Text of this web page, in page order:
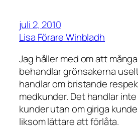
juli 2, 2010
Lisa Förare Winbladh
Jag håller med om att
behandlar grönsakerna
handlar om bristande
medkunder. Det handlar
kunder utan om giriga
liksom lättare att förlåta.